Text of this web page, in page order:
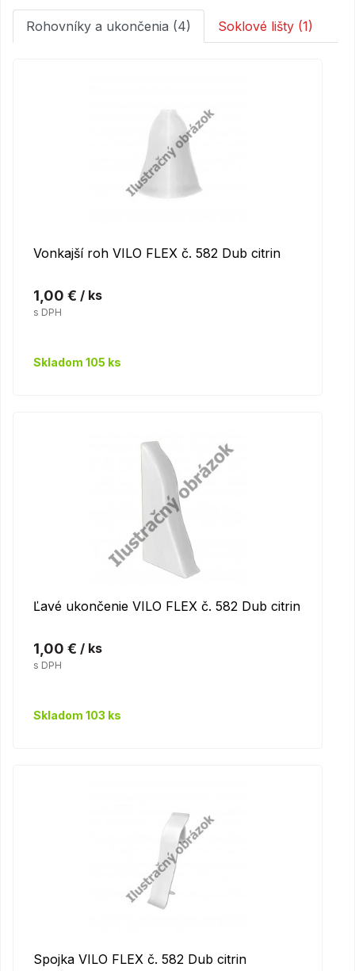
Rohovníky a ukončenia (4) Soklové lišty (1)
Vonkajší roh VILO FLEX č. 582 Dub citrin
1,00 € / ks
s DPH
Skladom 105 ks
Ľavé ukončenie VILO FLEX č. 582 Dub citrin
1,00 € / ks
s DPH
Skladom 103 ks
Spojka VILO FLEX č. 582 Dub citrin